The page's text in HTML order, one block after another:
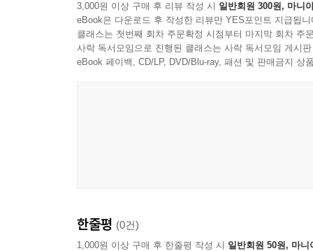
3,000원 이상 구매 후 리뷰 작성 시 일반회원 300원, 마니
eBook은 다운로드 후 작성한 리뷰만 YES포인트 지급됩니
클래스는 첫번째 회차 주문확정 시점부터 마지막 회차 주
사락 독서모임으로 진행된 클래스는 사락 독서모임 게시
eBook 페이백, CD/LP, DVD/Blu-ray, 패션 및 판매금지 상
한줄평 (0건)
1,000원 이상 구매 후 한줄평 작성 시 일반회원 50원, 마니